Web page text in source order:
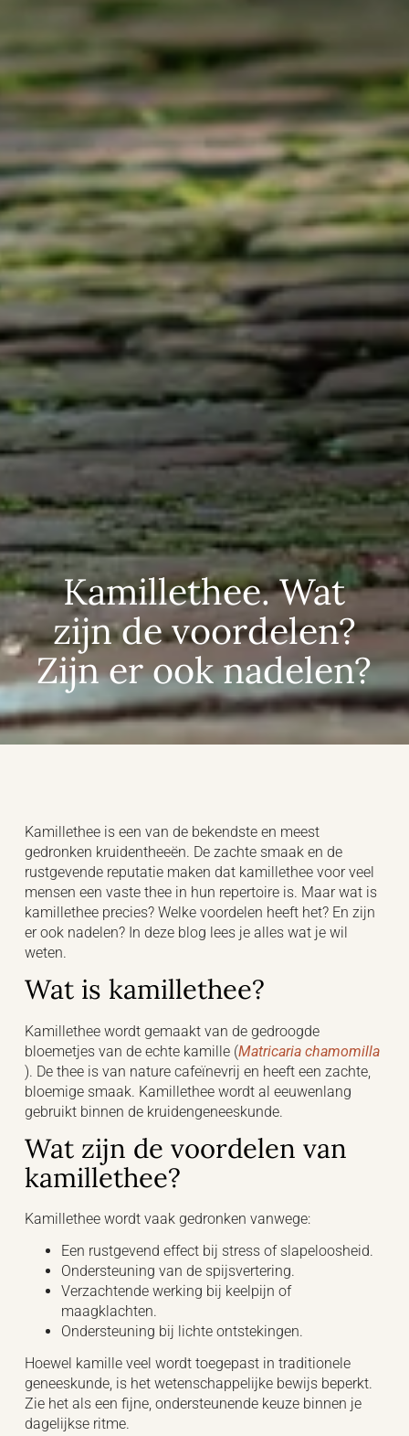
Kamillethee. Wat
zijn de voordelen?
Zijn er ook nadelen?
Kamillethee is een van de bekendste en meest
gedronken kruidentheeën. De zachte smaak en de
rustgevende reputatie maken dat kamillethee voor veel
mensen een vaste thee in hun repertoire is. Maar wat is
kamillethee precies? Welke voordelen heeft het? En zijn
er ook nadelen? In deze blog lees je alles wat je wil
weten.
Wat is kamillethee?
Kamillethee wordt gemaakt van de gedroogde
bloemetjes van de echte kamille (Matricaria chamomilla
). De thee is van nature cafeïnevrij en heeft een zachte,
bloemige smaak. Kamillethee wordt al eeuwenlang
gebruikt binnen de kruidengeneeskunde.
Wat zijn de voordelen van
kamillethee?
Kamillethee wordt vaak gedronken vanwege:
Een rustgevend effect bij stress of slapeloosheid.
Ondersteuning van de spijsvertering.
Verzachtende werking bij keelpijn of
maagklachten.
Ondersteuning bij lichte ontstekingen.
Hoewel kamille veel wordt toegepast in traditionele
geneeskunde, is het wetenschappelijke bewijs beperkt.
Zie het als een fijne, ondersteunende keuze binnen je
dagelijkse ritme.